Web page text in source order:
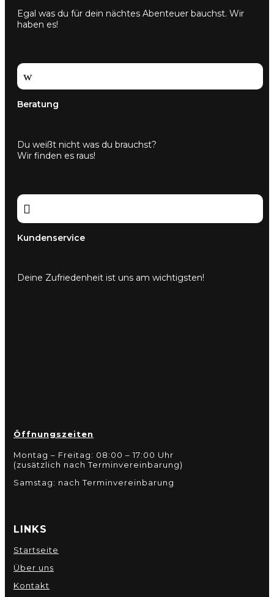
Egal was du für dein nächtes Abenteuer bauchst. Wir
haben es!
w
Beratung
Du weißt nicht was du brauchst?
Wir finden es raus!

Kundenservice
Deine Zufriedenheit ist uns am wichtigsten!
Öffnungszeiten
Montag – Freitag: 08:00 – 17:00 Uhr
(zusätzlich nach Terminvereinbarung)
Samstag: nach Terminvereinbarung
LINKS
Startseite
Über uns
Kontakt